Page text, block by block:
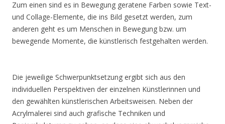
Zum einen sind es in Bewegung geratene Farben sowie Text-
und Collage-Elemente, die ins Bild gesetzt werden, zum
anderen geht es um Menschen in Bewegung bzw. um
bewegende Momente, die künstlerisch festgehalten werden.
Die jeweilige Schwerpunktsetzung ergibt sich aus den
individuellen Perspektiven der einzelnen Künstlerinnen und
den gewählten künstlerischen Arbeitsweisen. Neben der
Acrylmalerei sind auch grafische Techniken und